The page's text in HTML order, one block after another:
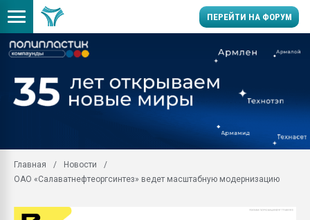
ПЕРЕЙТИ НА ФОРУМ
производство SPC
заводу пластмасс"
Главная
Новости
ОАО «Салаватнефтеоргсинтез» ведет масштабную модернизацию